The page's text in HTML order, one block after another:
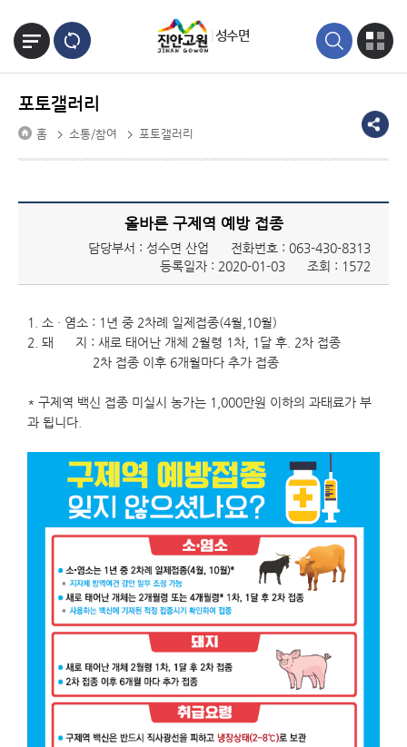
성수면
포토갤러리
홈 소통/참여 포토갤러리
올바른 구제역 예방 접종
담당부서 : 성수면 산업 전화번호 : 063-430-8313
등록일자 : 2020-01-03
조회 : 1572
1. 소 · 염소 : 1년 중 2차례 일제접종(4월,10월)
2. 돼 지 : 새로 태어난 개체 2월령 1차, 1달 후. 2차 접종
2차 접종 이후 6개월마다 추가 접종
* 구제역 백신 접종 미실시 농가는 1,000만원 이하의 과태료가 부
과 됩니다.